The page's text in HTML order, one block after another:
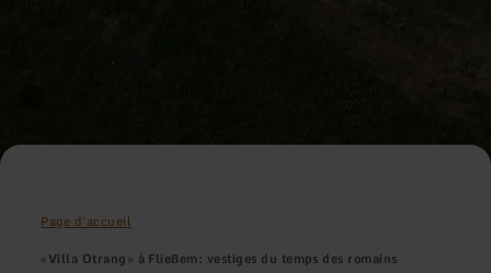
Page d'accueil
«Villa Otrang» à Fließem: vestiges du temps des romains